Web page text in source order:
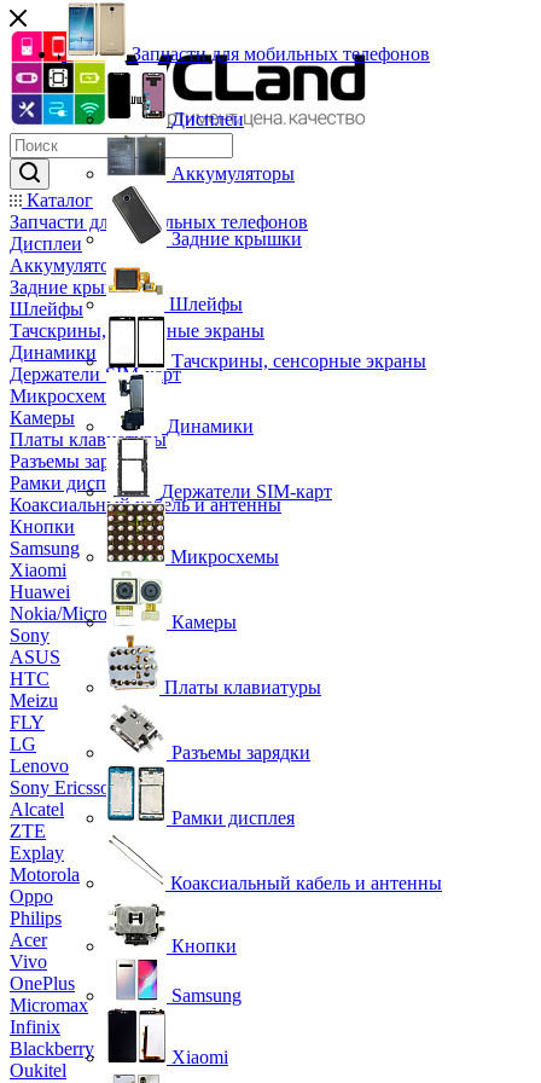
Каталог
Запчасти для мобильных телефонов
Дисплеи
Аккумуляторы
Задние крышки
Шлейфы
Тачскрины, сенсорные экраны
Динамики
Держатели SIM-карт
Микросхемы
Камеры
Платы клавиатуры
Разъемы зарядки
Рамки дисплея
Коаксиальный кабель и антенны
Кнопки
Samsung
Xiaomi
Huawei
Nokia/Microsoft
Sony
ASUS
HTC
Meizu
FLY
LG
Lenovo
Sony Ericsson
Alcatel
ZTE
Explay
Motorola
Oppo
Philips
Acer
Vivo
OnePlus
Micromax
Infinix
Blackberry
Oukitel
Запчасти для мобильных телефонов
Дисплеи
Аккумуляторы
Задние крышки
Шлейфы
Тачскрины, сенсорные экраны
Динамики
Держатели SIM-карт
Микросхемы
Камеры
Платы клавиатуры
Разъемы зарядки
Рамки дисплея
Коаксиальный кабель и антенны
Кнопки
Samsung
Xiaomi